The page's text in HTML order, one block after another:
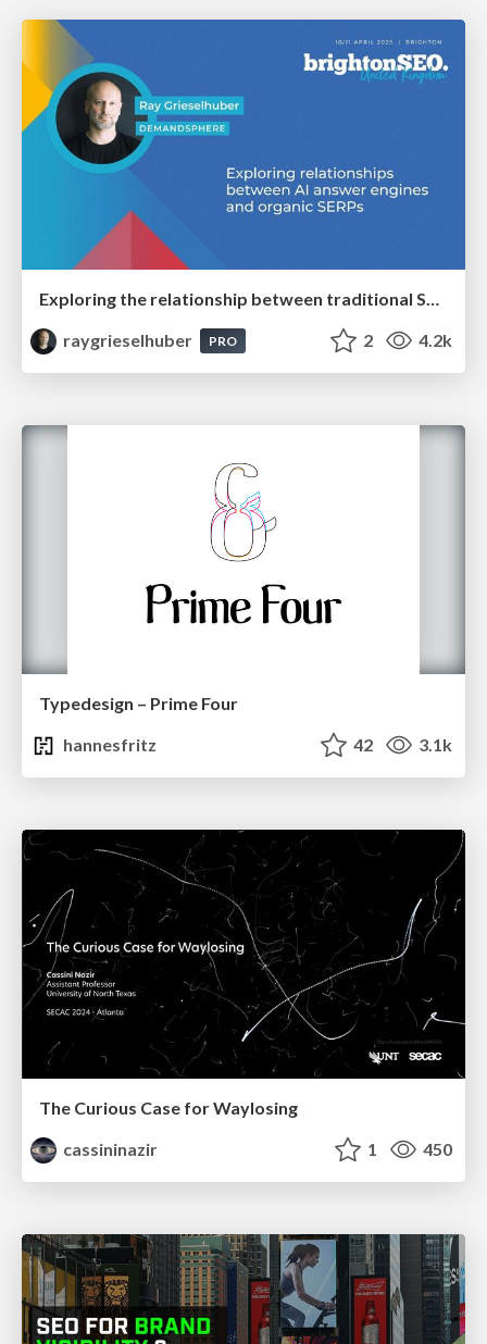
raygrieselhuber
PRO 2 4.2k
Typedesign – Prime Four
hannesfritz
42 3.1k
The Curious Case for Waylosing
cassininazir
1 450